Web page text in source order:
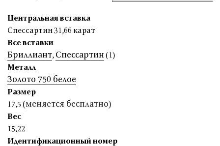
Центральная вставка
Спессартин 31,66 карат
Все вставки
Бриллиант, Спессартин (1)
Металл
Золото 750 белое
Размер
17,5 (меняется бесплатно)
Вес
15,22
Идентификационный номер